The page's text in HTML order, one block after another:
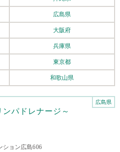
広島県
大阪府
兵庫県
東京都
和歌山県
パドレナージ～
広島県
ョン広島606